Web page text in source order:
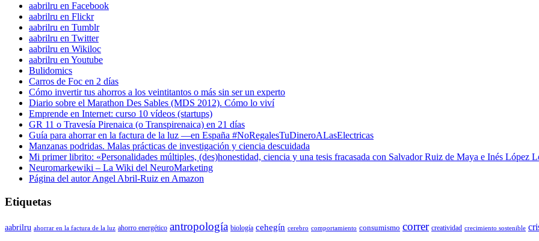
aabrilru en Facebook
aabrilru en Flickr
aabrilru en Tumblr
aabrilru en Twitter
aabrilru en Wikiloc
aabrilru en Youtube
Bulidomics
Carros de Foc en 2 días
Cómo invertir tus ahorros a los veintitantos o más sin ser un experto
Diario sobre el Marathon Des Sables (MDS 2012). Cómo lo viví
Emprende en Internet: curso 10 vídeos (startups)
GR 11 o Travesía Pirenaica (o Transpirenaica) en 21 días
Guía para ahorrar en la factura de la luz —en España #NoRegalesTuDineroALasElectricas
Manzanas podridas. Malas prácticas de investigación y ciencia descuidada
Mi primer librito: «Personalidades múltiples, (des)honestidad, ciencia y una tesis fracasada con Salvador Ruiz de Maya e Inés López
Neuromarkewiki – La Wiki del NeuroMarketing
Página del autor Angel Abril-Ruiz en Amazon
Etiquetas
aabrilru ahorrar en la factura de la luz ahorro energético antropología biología cehegín cerebro comportamiento consumismo correr creatividad crecimiento sostenible